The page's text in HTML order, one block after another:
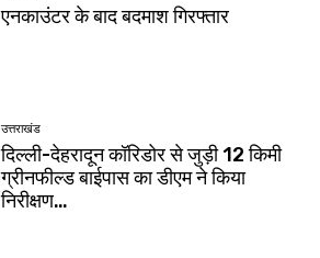
एनकाउंटर के बाद बदमाश गिरफ्तार
उत्तराखंड
दिल्ली-देहरादून कॉरिडोर से जुड़ी 12 किमी
ग्रीनफील्ड बाईपास का डीएम ने किया
निरीक्षण…